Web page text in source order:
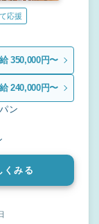
応援
350,000円〜
240,000円〜
ン
くみる